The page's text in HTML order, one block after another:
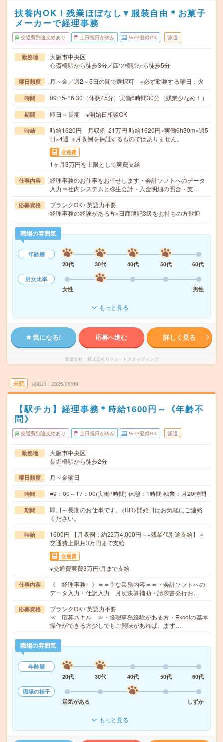
扶養内OK！残業ほぼなし▼服装自由＊お菓子
メーカーで経理事務
交通費別途支給あり 土日祝日が休み WEB登録OK 派遣
勤務地
大阪市中央区
心斎橋駅から徒歩3分／四ツ橋駅から徒歩5分
曜日頻度 月～金／週2～5日の間で選択可 ※必ず勤務する曜日：火
時間 09:15-16:30（休憩45分）実働6時間30分（残業少なめ！）
期間 即日～長期 ※開始日相談OK
時給
時給1620円 月収例 21万円 時給1620円×実働6h30m×週5
日×4週 ※月収例を保証するものではありません。
交通費
1ヶ月3万円を上限として実費支給
仕事内容
経理事務のお仕事をお任せします・会計ソフトへのデータ
入力⇒社内システムと弥生会計・入金明細の照合・支…
応募資格
ブランクOK / 英語力不要
経理事務の経験がある方※日商簿記3級をお持ちの方歓迎
職場の雰囲気
年齢層
20代
30代 40代 50代
60代
男女比率
女性
男性
もっと見る
気になる! 応募へ進む 詳しく見る
派遣会社 株式会社リクルートスタッフィング
未読 掲載日 2026/08/09
【駅チカ】経理事務＊時給1600円～《年齢不
問》
交通費別途支給あり 土日祝日が休み WEB登録OK 派遣
勤務地
大阪市中央区
長堀橋駅から徒歩2分
曜日頻度 月～金曜日
時間 ■9：00～17：00(実働7時間) 休憩：1時間 残業：月20時間
期間
即日～長期のお仕事です。<BR>開始日はお気軽にご連絡
ください。
時給
1600円 【月収例：約22万4,000円～+残業代別途支給】 ※
交通費上限月3万円まで支給
交通費
※交通費実費3万円/月まで支給
仕事内容
《 経理事務 》＝＝主な業務内容＝＝・会計ソフトへの
データ入力・仕訳入力、月次決算補助・請求書発行お…
応募資格
ブランクOK / 英語力不要
≪ 応募スキル ≫・経理事務経験がある方・Excelの基本
操作ができる方少しでもご興味があれば、まず…
職場の雰囲気
年齢層
20代
30代 40代 50代
60代
職場の様子
活気がある
しずか
もっと見る